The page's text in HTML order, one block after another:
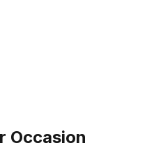
Occasion